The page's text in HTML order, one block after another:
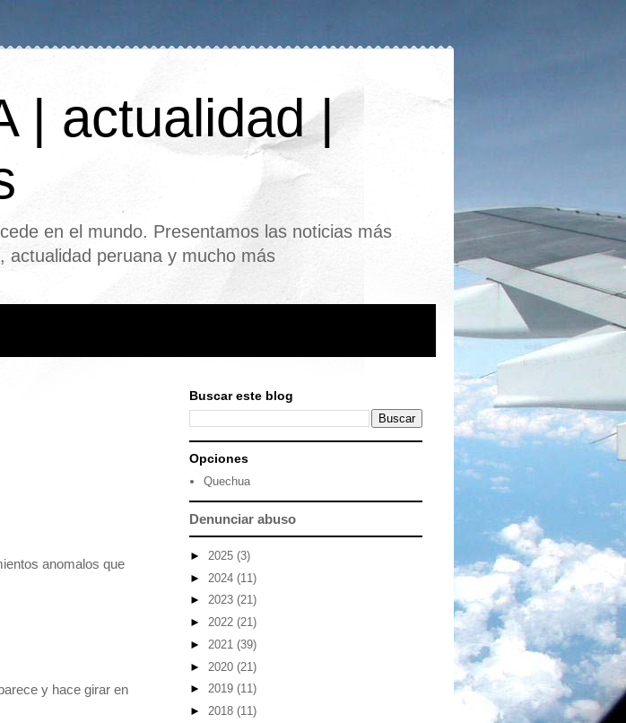
| actualidad |
en el mundo. Presentamos las noticias más
peruana y mucho más
anomalos que
y hace girar en
Buscar este blog
Opciones
Quechua
Denunciar abuso
► 2025 (3)
► 2024 (11)
► 2023 (21)
► 2022 (21)
► 2021 (39)
► 2020 (21)
► 2019 (11)
► 2018 (11)